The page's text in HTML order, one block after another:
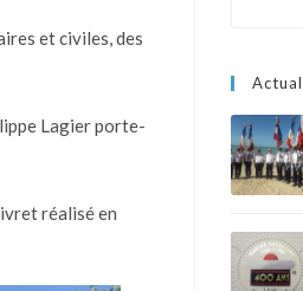
et civiles, des
Lagier porte-
réalisé en